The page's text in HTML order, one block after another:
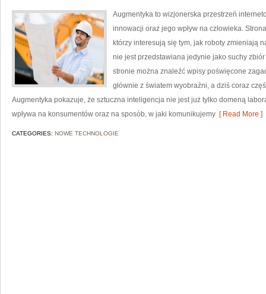
Augmentyka to wizjonerska przestrzeń
innowacji oraz jego wpływ na człowieka.
którzy interesują się tym, jak roboty zmieniają
nie jest przedstawiana jedynie jako suchy
stronie można znaleźć wpisy poświęcone
głównie z światem wyobraźni, a dziś coraz
Augmentyka pokazuje, że sztuczna inteligencja nie jest już tylko domeną
wpływa na konsumentów oraz na sposób, w jaki komunikujemy [ Read More ]
CATEGORIES: NOWE TECHNOLOGIE